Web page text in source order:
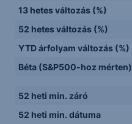
13 hetes változás (%)
52 hetes változás (%)
YTD árfolyam változás (%)
Béta (S&P500-hoz mérten)
52 heti min. záró
52 heti min. dátuma